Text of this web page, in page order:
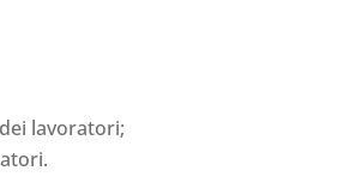
lavoratori;